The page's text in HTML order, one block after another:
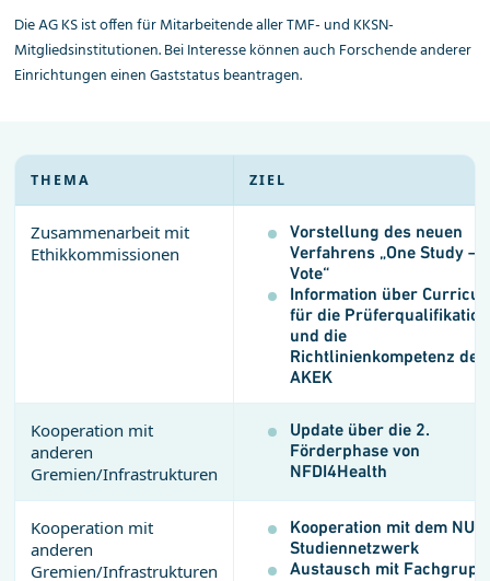
Die AG KS ist offen für Mitarbeitende aller TMF- und KKSN-
Mitgliedsinstitutionen. Bei Interesse können auch Forschende anderer
Einrichtungen einen Gaststatus beantragen.
THEMA ZIEL
Zusammenarbeit mit
Ethikkommissionen
Vorstellung des neuen
Verfahrens „One Study –
Vote“
Information über
für die Prüferqualifikation
und die
Richtlinienkompetenz des
AKEK
Kooperation mit
anderen
Gremien/Infrastrukturen
Update über die 2.
Förderphase von
NFDI4Health
Kooperation mit
anderen
Gremien/Infrastrukturen
Kooperation mit dem
Studiennetzwerk
Austausch mit